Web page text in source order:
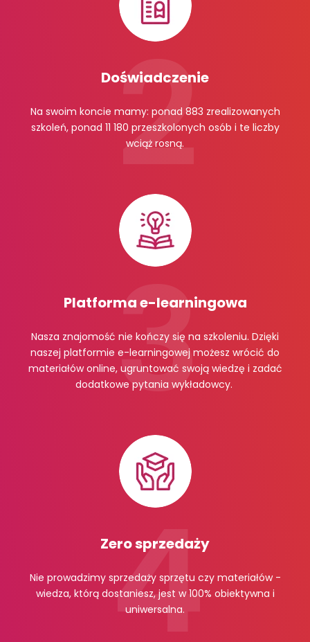
Doświadczenie
Na swoim koncie mamy: ponad 883 zrealizowanych
szkoleń, ponad 11 180 przeszkolonych osób i te liczby
wciąż rosną.
Platforma e-learningowa
Nasza znajomość nie kończy się na szkoleniu. Dzięki
naszej platformie e-learningowej możesz wrócić do
materiałów online, ugruntować swoją wiedzę i zadać
dodatkowe pytania wykładowcy.
Zero sprzedaży
Nie prowadzimy sprzedaży sprzętu czy materiałów -
wiedza, którą dostaniesz, jest w 100% obiektywna i
uniwersalna.